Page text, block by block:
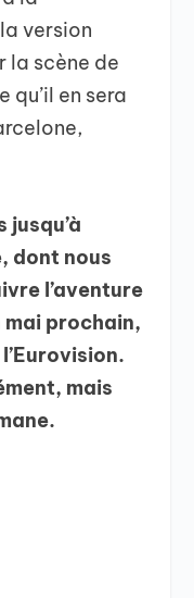
version
la scène de
qu’il en sera
jusqu’à
dont nous
l’aventure
mai prochain,
mais